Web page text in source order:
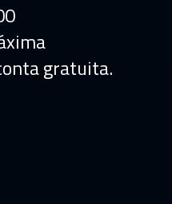
gratuita.